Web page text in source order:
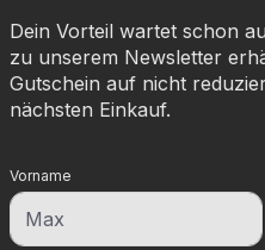
Dein Vorteil wartet schon
zu unserem Newsletter
Gutschein auf nicht
nächsten Einkauf.
Vorname